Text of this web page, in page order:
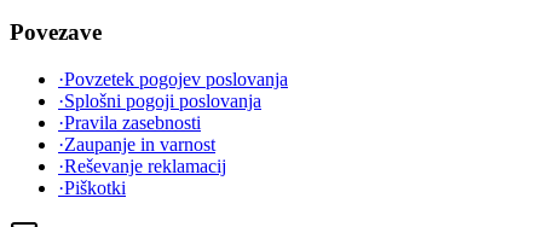
Povezave
·Povzetek pogojev poslovanja
·Splošni pogoji poslovanja
·Pravila zasebnosti
·Zaupanje in varnost
·Reševanje reklamacij
·Piškotki